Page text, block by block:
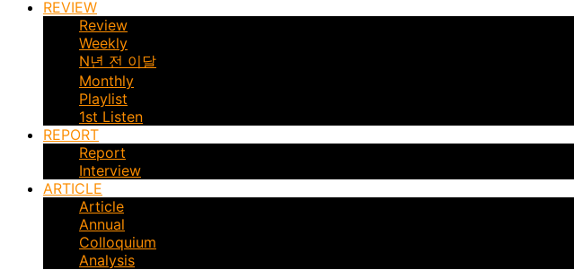
REVIEW
Review
Weekly
N년 전 이달
Monthly
Playlist
1st Listen
REPORT
Report
Interview
ARTICLE
Article
Annual
Colloquium
Analysis